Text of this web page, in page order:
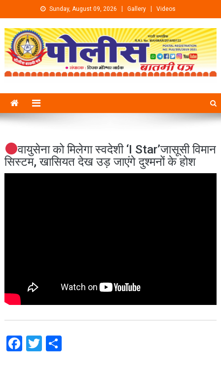
Skip to content Sunday, August 09, 2026 Gallery Videos
वायुसेना को मिलेगा स्वदेशी ‘I Star’जासूसी विमान
सिस्टम, खासियत देख उड़ जाएंगे दुश्मनों के होश
Facebook
Twitter
Share